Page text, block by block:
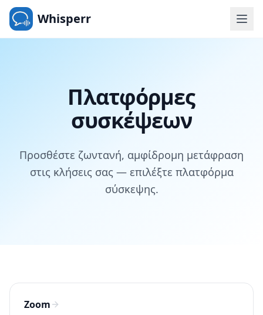
Whisperr
Πλατφόρμες
συσκέψεων
Προσθέστε ζωντανή, αμφίδρομη μετάφραση
στις κλήσεις σας — επιλέξτε πλατφόρμα
σύσκεψης.
Zoom